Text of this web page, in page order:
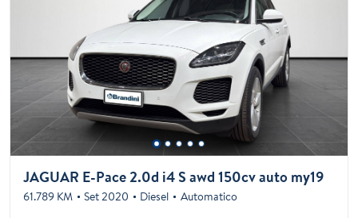
JAGUAR E-Pace 2.0d i4 S awd 150cv auto my19
61.789 KM Set 2020 Diesel Automatico